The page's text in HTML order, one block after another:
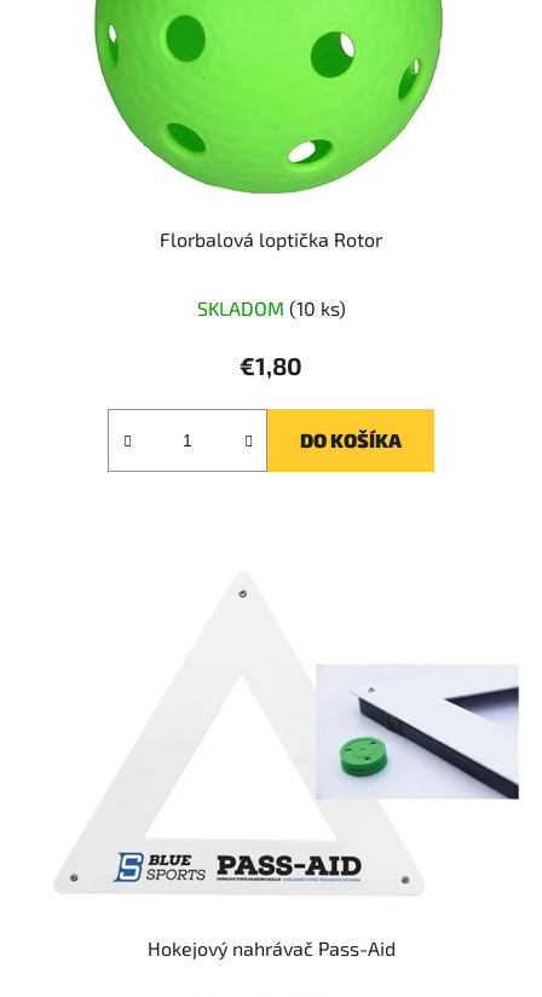
Florbalová loptička Rotor
SKLADOM (10 ks)
€1,80
DO KOŠÍKA
Hokejový nahrávač Pass-Aid